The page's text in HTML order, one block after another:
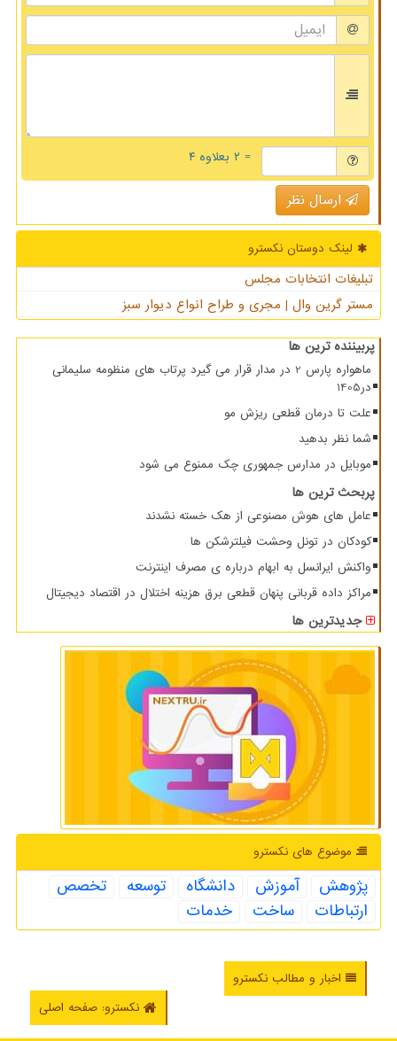
= ۲ بعلاوه ۴
ارسال نظر
لینک دوستان نكسترو
تبلیغات انتخابات مجلس
مستر گرین وال | مجری و طراح انواع دیوار سبز
پربیننده ترین ها
ماهواره پارس 2 در مدار قرار می گیرد پرتاب های منظومه سلیمانی
در1405
علت تا درمان قطعی ریزش مو
شما نظر بدهید
موبایل در مدارس جمهوری چک ممنوع می شود
پربحث ترین ها
عامل های هوش مصنوعی از هک خسته نشدند
کودکان در تونل وحشت فیلترشکن ها
واکنش ایرانسل به ابهام درباره ی مصرف اینترنت
مراکز داده قربانی پنهان قطعی برق هزینه اختلال در اقتصاد دیجیتال
جدیدترین ها
موضوع های نكسترو
پژوهش آموزش دانشگاه توسعه
تخصص
ارتباطات
ساخت خدمات
اخبار و مطالب نکسترو
نکسترو: صفحه اصلی